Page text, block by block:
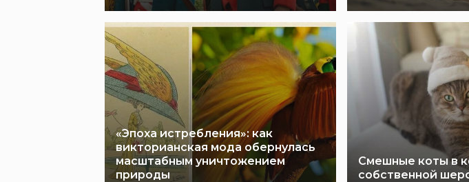
«Эпоха истребления»: как
викторианская мода обернулась
масштабным уничтожением
природы
Смешные коты в
собственной